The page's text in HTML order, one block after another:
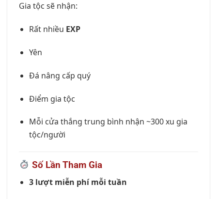
Gia tộc sẽ nhận:
Rất nhiều EXP
Yên
Đá nâng cấp quý
Điểm gia tộc
Mỗi cửa thắng trung bình nhận ~300 xu gia
tộc/người
Số Lần Tham Gia
3 lượt miễn phí mỗi tuần